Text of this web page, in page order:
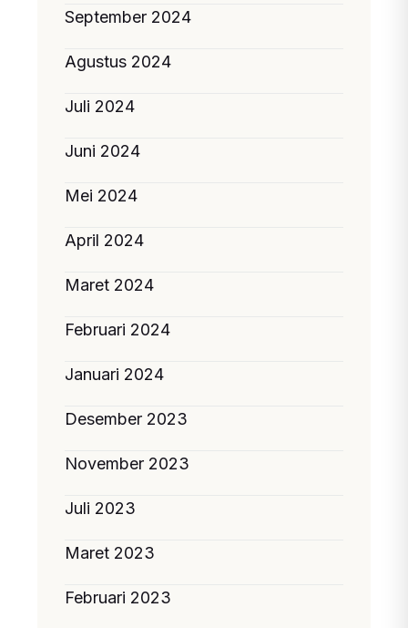
September 2024
Agustus 2024
Juli 2024
Juni 2024
Mei 2024
April 2024
Maret 2024
Februari 2024
Januari 2024
Desember 2023
November 2023
Juli 2023
Maret 2023
Februari 2023